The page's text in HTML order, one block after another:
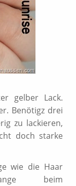
gelber Lack.
Benötigz drei
zu lackieren,
doch starke
wie die Haar
beim